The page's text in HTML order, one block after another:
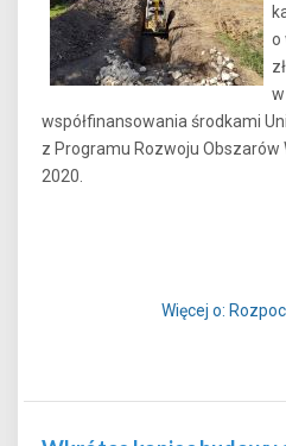
o
współfinansowania środkami
z Programu Rozwoju Obszarów
2020.
Więcej o: